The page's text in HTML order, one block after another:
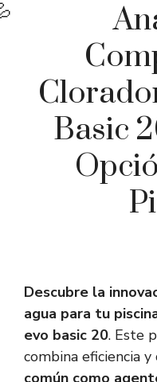
Basic
Descubre la
agua para tu
evo basic 20. Este
combina eficiencia